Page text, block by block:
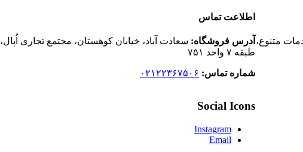
اطلاعت تماس
آدرس فروشگاه: سعادت آباد، خیابان کوهستان، مجتمع تجاری اُپال،
طبقه ۷ واحد ۷۵۱
شماره تماس: ۰۲۱۲۲۳۶۷۵۰۶
Social Icons
Instagram
Email
متنوع،